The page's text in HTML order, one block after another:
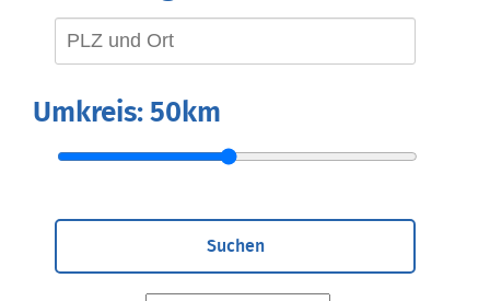
Umkreis: 50km
Suchen